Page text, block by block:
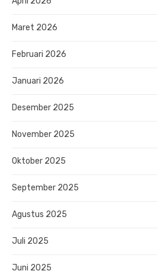
Maret 2026
Februari 2026
Januari 2026
Desember 2025
November 2025
Oktober 2025
September 2025
Agustus 2025
Juli 2025
Juni 2025